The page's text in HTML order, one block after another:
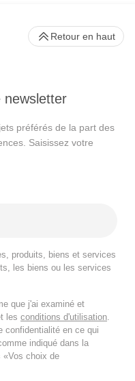
newsletter
préférés de la part des
Saisissez votre
produits, biens et services
les biens ou les services
que j'ai examiné et
les conditions d'utilisation.
confidentialité en ce qui
indiqué dans la
«Vos choix de
Retour en haut